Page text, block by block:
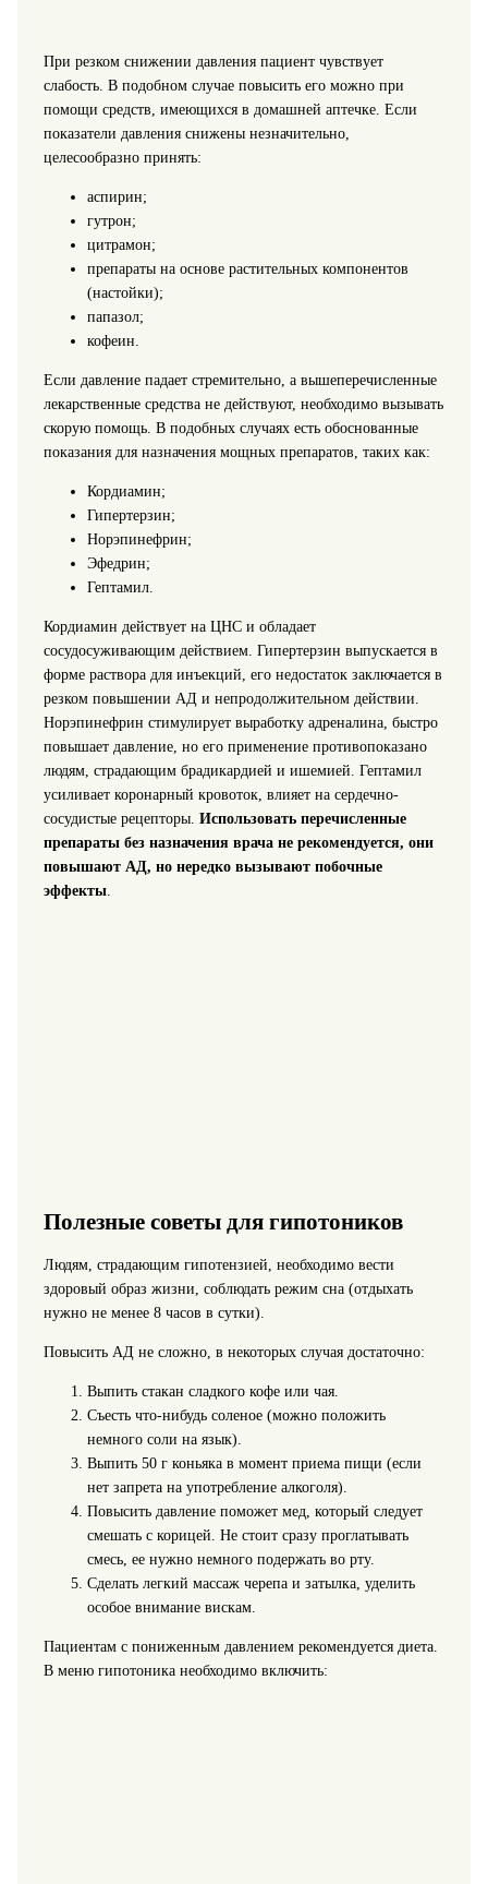
При резком снижении давления пациент чувствует
слабость. В подобном случае повысить его можно при
помощи средств, имеющихся в домашней аптечке. Если
показатели давления снижены незначительно,
целесообразно принять:
аспирин;
гутрон;
цитрамон;
препараты на основе растительных компонентов
(настойки);
папазол;
кофеин.
Если давление падает стремительно, а вышеперечисленные
лекарственные средства не действуют, необходимо вызывать
скорую помощь. В подобных случаях есть обоснованные
показания для назначения мощных препаратов, таких как:
Кордиамин;
Гипертерзин;
Норэпинефрин;
Эфедрин;
Гептамил.
Кордиамин действует на ЦНС и обладает
сосудосуживающим действием. Гипертерзин выпускается в
форме раствора для инъекций, его недостаток заключается в
резком повышении АД и непродолжительном действии.
Норэпинефрин стимулирует выработку адреналина, быстро
повышает давление, но его применение противопоказано
людям, страдающим брадикардией и ишемией. Гептамил
усиливает коронарный кровоток, влияет на сердечно-
сосудистые рецепторы. Использовать перечисленные
препараты без назначения врача не рекомендуется, они
повышают АД, но нередко вызывают побочные
эффекты.
Полезные советы для гипотоников
Людям, страдающим гипотензией, необходимо вести
здоровый образ жизни, соблюдать режим сна (отдыхать
нужно не менее 8 часов в сутки).
Повысить АД не сложно, в некоторых случая достаточно:
Выпить стакан сладкого кофе или чая.
Съесть что-нибудь соленое (можно положить
немного соли на язык).
Выпить 50 г коньяка в момент приема пищи (если
нет запрета на употребление алкоголя).
Повысить давление поможет мед, который следует
смешать с корицей. Не стоит сразу проглатывать
смесь, ее нужно немного подержать во рту.
Сделать легкий массаж черепа и затылка, уделить
особое внимание вискам.
Пациентам с пониженным давлением рекомендуется диета.
В меню гипотоника необходимо включить: